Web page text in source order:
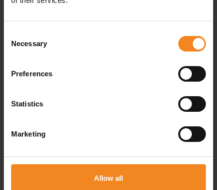
Selection
Necessary
Preferences
Statistics
Marketing
Allow all